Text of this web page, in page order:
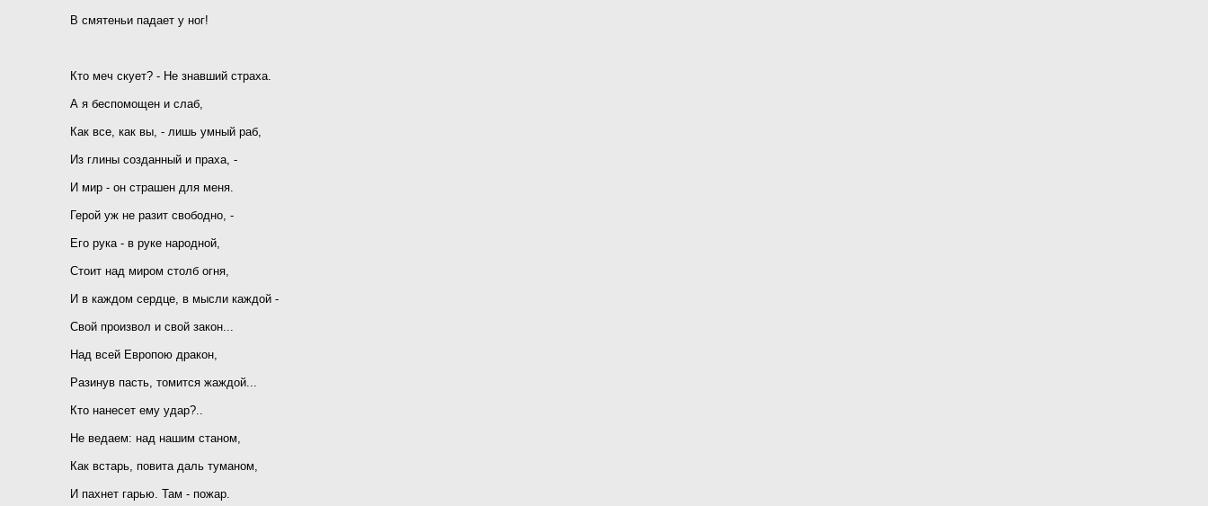
В смятеньи падает у ног!
Кто меч скует? - Не знавший страха.
А я беспомощен и слаб,
Как все, как вы, - лишь умный раб,
Из глины созданный и праха, -
И мир - он страшен для меня.
Герой уж не разит свободно, -
Его рука - в руке народной,
Стоит над миром столб огня,
И в каждом сердце, в мысли каждой -
Свой произвол и свой закон...
Над всей Европою дракон,
Разинув пасть, томится жаждой...
Кто нанесет ему удар?..
Не ведаем: над нашим станом,
Как встарь, повита даль туманом,
И пахнет гарью. Там - пожар.